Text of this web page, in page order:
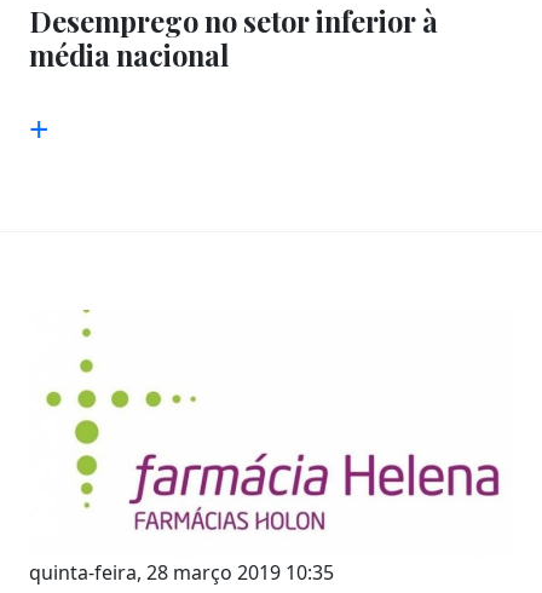
Desemprego no setor inferior à
média nacional
+
quinta-feira, 28 março 2019 10:35